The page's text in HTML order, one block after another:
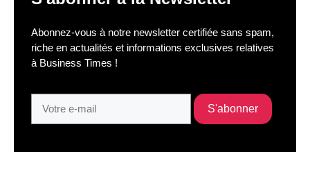
Abonnez-vous à notre newsletter certifiée sans spam,
riche en actualités et informations exclusives relatives
à Business Times !